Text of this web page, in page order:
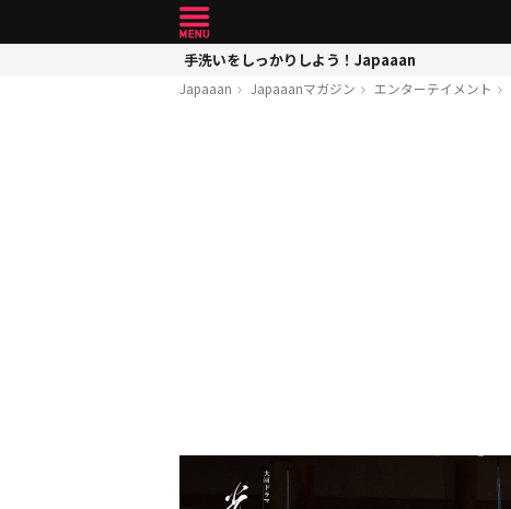
手洗いをしっかりしよう！Japaaan
Japaaan Japaaanマガジン エンターテイメント